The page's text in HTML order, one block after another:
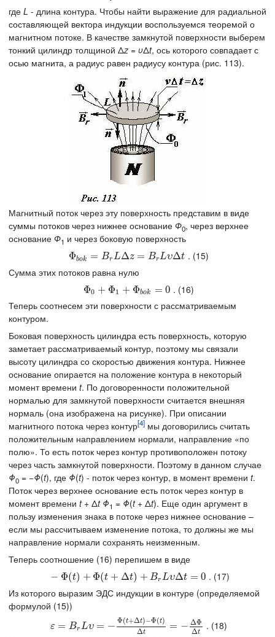
где L - длина контура. Чтобы найти выражение для радиальной
составляющей вектора индукции воспользуемся теоремой о
магнитном потоке. В качестве замкнутой поверхности выберем
тонкий цилиндр толщиной Δz = υΔt, ось которого совпадает с
осью магнита, а радиус равен радиусу контура (рис. 113).
Магнитный поток через эту поверхность представим в виде
суммы потоков через нижнее основание Ф0, через верхнее
основание Ф1 и через боковую поверхность
Φbok = BrLΔz = BrLυΔt
Φbok =B rLΔz=BrL υΔ t
. (15)
Сумма этих потоков равна нулю
Φ0 + Φ1 + Φbok = 0
Φ0 +Φ 1+Φbok=0
. (16)
Теперь соотнесем эти поверхности с рассматриваемым
контуром.
Боковая поверхность цилиндра есть поверхность, которую
заметает рассматриваемый контур, поэтому мы связали
высоту цилиндра со скоростью движения контура. Нижнее
основание опирается на положение контура в некоторый
момент времени t. По договоренности положительной
нормалью для замкнутой поверхности считается внешняя
нормаль (она изображена на рисунке). При описании
магнитного потока через контур[4] мы договорились считать
положительным направлением нормали, направление «по
полю». То есть поток через контур противоположен потоку
через часть замкнутой поверхности. Поэтому в данном случае
Φ0 = −Φ(t), где Φ(t) - поток через контур, в момент времени t.
Поток через верхнее основание есть поток через контур в
момент времени t+ Δt Φ1 = Φ(t+ Δt). Еще один аргумент в
пользу изменения знака в потоке через нижнее основание –
если мы рассчитываем изменение потока, то должны же мы
направление нормали сохранять неизменным.
Теперь соотношение (16) перепишем в виде
− Φ(t) + Φ(t + Δt) + BrLυΔt = 0
−Φ (t)+Φ t+ Δt)+BrL υΔt= 0
. (17)
Из которого выразим ЭДС индукции в контуре (определяемой
формулой (15))
ε = BrLυ = − Φ(t+Δt)−Φ(t)
Δt = − ΔΦ
Δt
ε =B rLυ=−Φ (t+ Δt)−Φ(t)Δt=−ΔΦ Δt
. (18)